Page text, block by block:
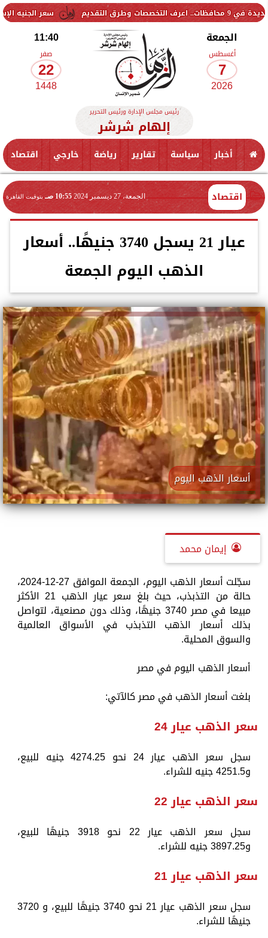
سعر الجنيه الإسترليني اليوم الجمعة 7 أغسطس 2026 أمام الجنيه المصري|
الجمعة
أغسطس
7
2026
11:40
صفر
22
1448
رئيس مجلس الإدارة ورئيس التحرير
إلهام شرشر
أخبار سياسة تقارير رياضة خارجي اقتصاد
اقتصاد الجمعة، 27 ديسمبر 2024 10:55 صـ بتوقيت القاهرة
عيار 21 يسجل 3740 جنيهًا.. أسعار
الذهب اليوم الجمعة
أسعار الذهب اليوم
إيمان محمد
سجّلت أسعار الذهب اليوم، الجمعة الموافق 27-12-2024،
حالة من التذبذب، حيث بلغ سعر عيار الذهب 21 الأكثر
مبيعا في مصر 3740 جنيهًا، وذلك دون مصنعية، لتواصل
بذلك أسعار الذهب التذبذب في الأسواق العالمية
والسوق المحلية.
أسعار الذهب اليوم في مصر
بلغت أسعار الذهب في مصر كالآتي:
سعر الذهب عيار 24
سجل سعر الذهب عيار 24 نحو 4274.25 جنيه للبيع،
و4251.5 جنيه للشراء.
سعر الذهب عيار 22
سجل سعر الذهب عيار 22 نحو 3918 جنيهًا للبيع،
و3897.25 جنيه للشراء.
سعر الذهب عيار 21
سجل سعر الذهب عيار 21 نحو 3740 جنيهًا للبيع، و 3720
جنيهًا للشراء.